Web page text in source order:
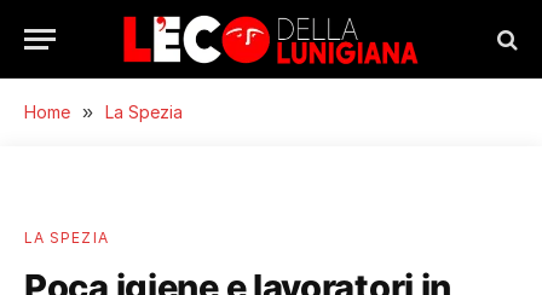
Home » La Spezia
LA SPEZIA